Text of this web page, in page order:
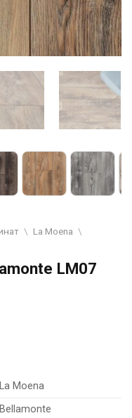
\ La Moena \
LM07
La Moena
Bellamonte